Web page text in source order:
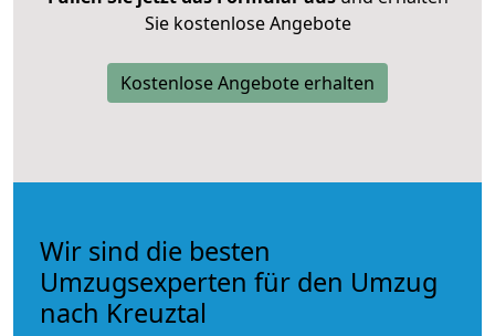
Sie kostenlose Angebote
Kostenlose Angebote erhalten
Wir sind die besten
Umzugsexperten für den Umzug
nach Kreuztal